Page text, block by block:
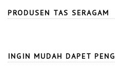
PRODUSEN TAS SERAGAM
INGIN MUDAH DAPET